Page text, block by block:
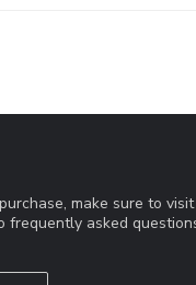
make sure to
frequently asked